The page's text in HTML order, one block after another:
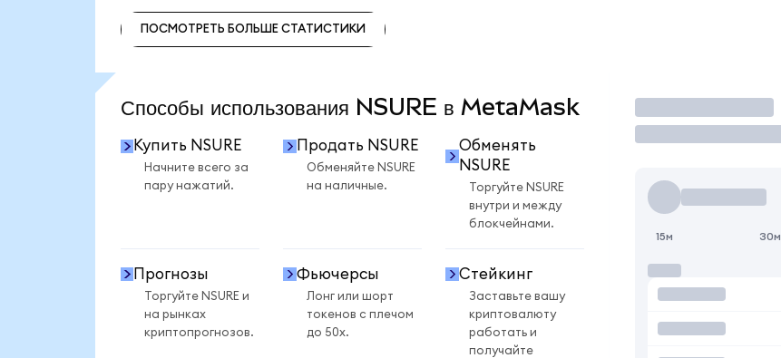
ПОСМОТРЕТЬ БОЛЬШЕ СТАТИСТИКИ
Способы использования NSURE в MetaMask
Купить NSURE
Начните всего за
пару нажатий.
Продать NSURE
Обменяйте NSURE
на наличные.
Обменять
NSURE
Торгуйте NSURE
внутри и между
блокчейнами.
Прогнозы
Торгуйте NSURE и
на рынках
криптопрогнозов.
Фьючерсы
Лонг или шорт
токенов с плечом
до 50x.
Стейкинг
Заставьте вашу
криптовалюту
работать и
получайте
Торговать
15м 30м